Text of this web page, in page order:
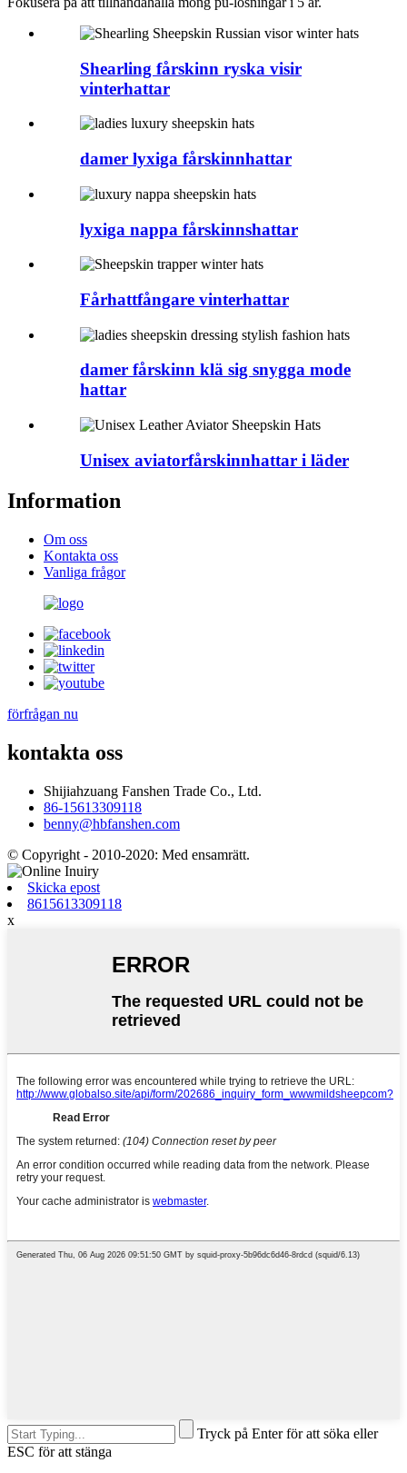
Shearling fårskinn ryska visir
vinterhattar
damer lyxiga fårskinnhattar
lyxiga nappa fårskinnshattar
Fårhattfångare vinterhattar
damer fårskinn klä sig snygga mode
hattar
Unisex aviatorfårskinnhattar i läder
Information
Om oss
Kontakta oss
Vanliga frågor
förfrågan nu
kontakta oss
Shijiahzuang Fanshen Trade Co., Ltd.
86-15613309118
benny@hbfanshen.com
© Copyright - 2010-2020: Med ensamrätt.
Skicka epost
8615613309118
x
Tryck på Enter för att söka eller
ESC för att stänga